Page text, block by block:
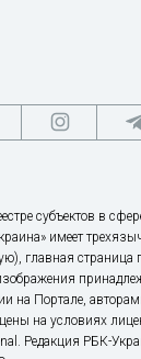
субъектов в
имеет
главная страница
на Портале,
на условиях
Редакция РБК-